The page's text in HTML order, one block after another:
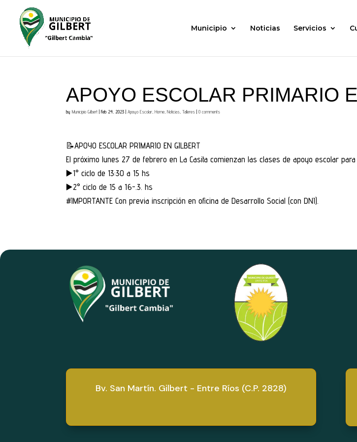
Municipio Noticias Servicios
APOYO ESCOLAR PRIMARIO
byMunicipio Gilbert |Feb 24, 2023 |Apoyo Escolar ,Home ,Noticias ,Talleres |0 comments
📝APOYO ESCOLAR PRIMARIO EN GILBERT
El próximo lunes 27 de febrero en La Casita comienzan las clases de apoyo escolar
▶️1° ciclo de 13:30 a 15 hs
▶️2° ciclo de 15 a 16-.3. hs
#IMPORTANTE Con previa inscripción en oficina de Desarrollo Social (con DNI).
Bv. San Martín. Gilbert - Entre Ríos (C.P. 2828)